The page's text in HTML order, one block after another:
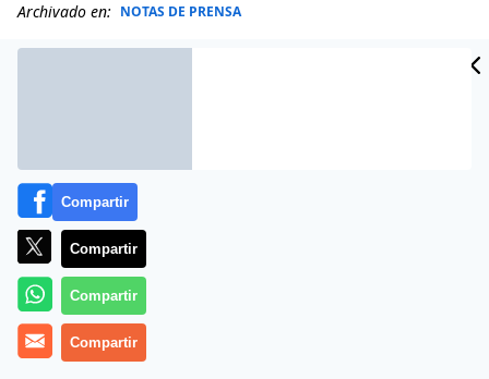
Archivado en: NOTAS DE PRENSA
wiwink, la plataforma española de
Compartir
Compartir
Compartir
Compartir